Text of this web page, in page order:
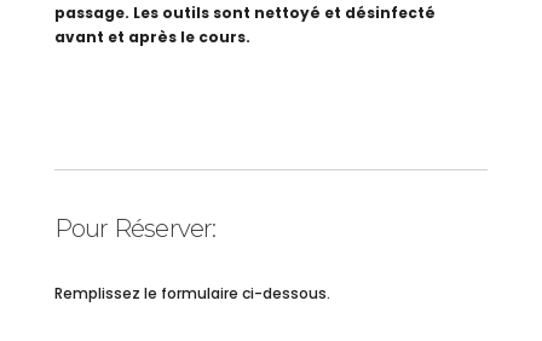
passage. Les outils sont nettoyé et désinfecté
avant et après le cours.
Pour Réserver:
Remplissez le formulaire ci-dessous.